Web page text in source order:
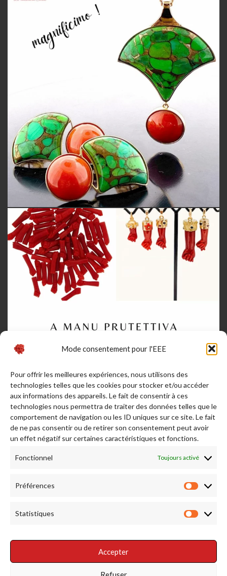
Mode consentement pour l'EEE
Pour offrir les meilleures expériences, nous utilisons des
technologies telles que les cookies pour stocker et/ou accéder
aux informations des appareils. Le fait de consentir à ces
technologies nous permettra de traiter des données telles que le
comportement de navigation ou les ID uniques sur ce site. Le fait
de ne pas consentir ou de retirer son consentement peut avoir
un effet négatif sur certaines caractéristiques et fonctions.
Fonctionnel Toujours activé
Préférences
Statistiques
Accepter
Afficher plus... Suivez-nous sur Instagram
RÉSEAUX SOCIAUX